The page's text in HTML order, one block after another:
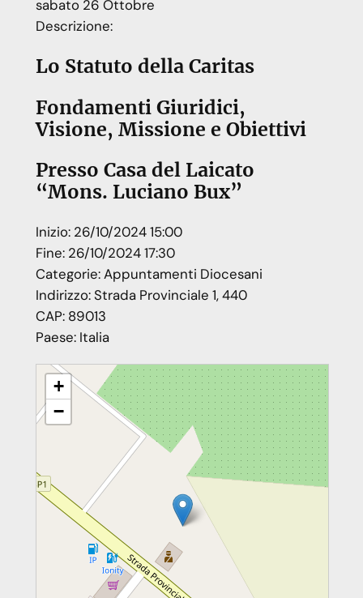
sabato 26 Ottobre
Descrizione:
Lo Statuto della Caritas
Fondamenti Giuridici,
Visione, Missione e Obiettivi
Presso Casa del Laicato
“Mons. Luciano Bux”
Inizio: 26/10/2024 15:00
Fine: 26/10/2024 17:30
Categorie:Appuntamenti Diocesani
Indirizzo:Strada Provinciale 1, 440
CAP: 89013
Paese: Italia
Formazione Operatori Caritas
+
−